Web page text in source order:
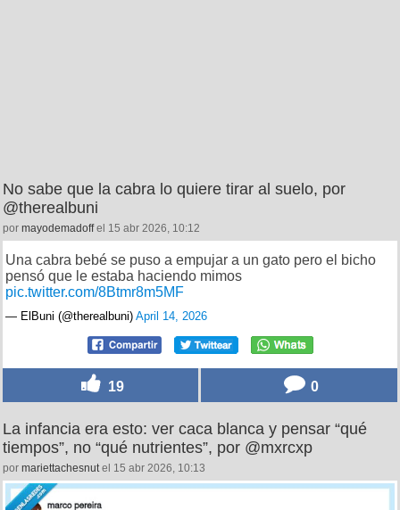
No sabe que la cabra lo quiere tirar al suelo, por
@therealbuni
por mayodemadoffel 15 abr 2026, 10:12
Una cabra bebé se puso a empujar a un gato pero el bicho
pensó que le estaba haciendo mimos
pic.twitter.com/8Btmr8m5MF
— ElBuni (@therealbuni) April 14, 2026
19 0
La infancia era esto: ver caca blanca y pensar “qué
tiempos”, no “qué nutrientes”, por @mxrcxp
por mariettachesnutel 15 abr 2026, 10:13